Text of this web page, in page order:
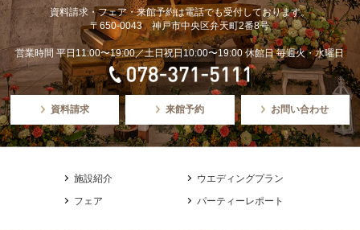
資料請求・フェア・来館予約は電話でも受付しております。
〒650-0043 神戸市中央区弁天町2番8号
営業時間 平日11:00〜19:00／土日祝日10:00〜19:00 休館日 毎週火・水曜日
資料請求 来館予約 お問い合わせ
施設紹介
ウエディングプラン
フェア
パーティーレポート